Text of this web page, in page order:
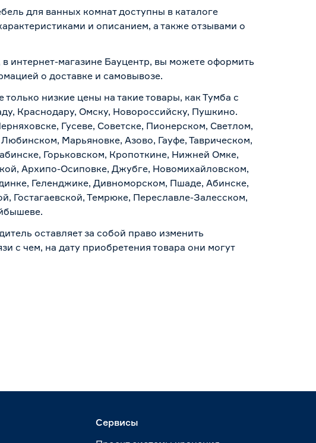
для ванных комнат доступны в каталоге
и описанием, а также отзывами о
интернет-магазине Бауцентр, вы можете оформить
о доставке и самовывозе.
низкие цены на такие товары, как Тумба с
Краснодару, Омску, Новороссийску, Пушкино.
Гусеве, Советске, Пионерском, Светлом,
Марьяновке, Азово, Гауфе, Таврическом,
Горьковском, Кропоткине, Нижней Омке,
Архипо-Осиповке, Джубге, Новомихайловском,
Геленджике, Дивноморском, Пшаде, Абинске,
Гостагаевской, Темрюке, Переславле-Залесском,
оставляет за собой право изменить
с чем, на дату приобретения товара они могут
Сервисы